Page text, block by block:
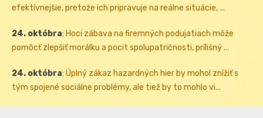
efektívnejšie, pretože ich pripravuje na reálne situácie, ...
24. októbra: Hoci zábava na firemných podujatiach môže
pomôcť zlepšiť morálku a pocit spolupatričnosti, prílišný ...
24. októbra: Úplný zákaz hazardných hier by mohol znížiť s
tým spojené sociálne problémy, ale tiež by to mohlo vi...